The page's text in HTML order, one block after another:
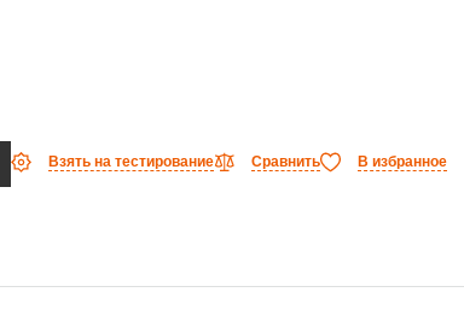
Взять на тестирование Сравнить В избранное